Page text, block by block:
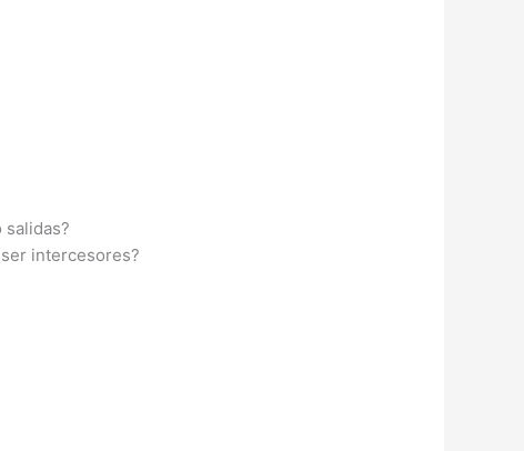
salidas?
intercesores?